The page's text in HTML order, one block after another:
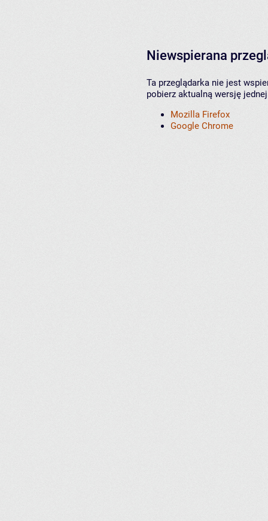
Niewspierana
Ta przeglądarka nie jest
pobierz aktualną wersję
Mozilla Firefox
Google Chrome